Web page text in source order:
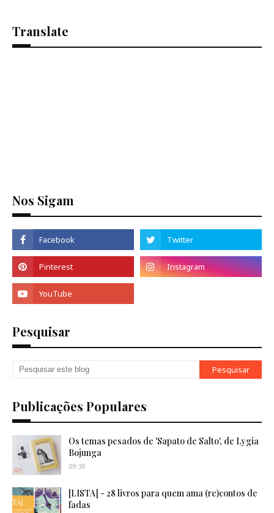
Translate
Nos Sigam
Pesquisar
Publicações Populares
Os temas pesados de 'Sapato de Salto', de Lygia
Bojunga
09:30
[LISTA] - 28 livros para quem ama (re)contos de
fadas